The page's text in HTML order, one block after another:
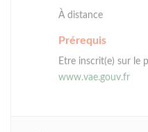
À distance
Prérequis
Etre inscrit(e) sur le
www.vae.gouv.fr